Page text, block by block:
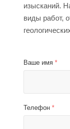
изысканий.
виды работ,
Ваше имя *
Телефон *